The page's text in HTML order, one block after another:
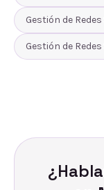
Gestión de
Gestión de